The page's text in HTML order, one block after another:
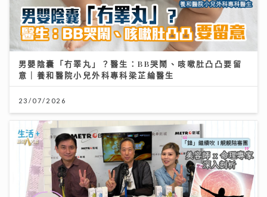
男嬰陰囊「冇睪丸」？醫生：BB哭鬧、咳嗽肚凸凸要留
意｜養和醫院小兒外科專科梁芷綸醫生
23/07/2026